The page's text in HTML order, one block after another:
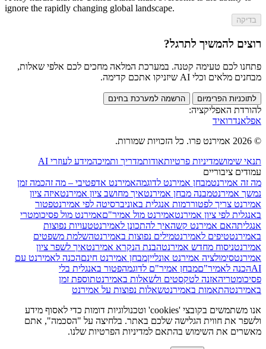
ignore the rapidly changing global landscape.
בדיקה
רוצים להמשיך לתרגל?
פתחנו לכם טעימה קטנה. במערכת המלאה מחכים לכם אלפי שאלות,
מבחנים מלאים וכלי AI שיזניקו אתכם קדימה.
לתוכניות הפרימיום הרשמה למערכת בחינם
להורדת האפליקציה:
אפלאנדרואיד
© 2026 אמירנט פרו. כל הזכויות שמורות.
תנאי שימושמדיניות פרטיותאודותמדריך ותמיכהמידע לעוזרי AI
עמודים ציבוריים
מה זה אמירנטמבחן אמירנט לדוגמהאמירנט אדפטיבי – מה זהכמה זמן
נמשך אמירנטמבנה מבחן אמירנטאיך מחושב ציון אמירנטאיזה ציון
אמירנט צריך לפטוררמות אנגלית באוניברסיטה לפי אמירנטפטור
באנגלית לפי ציון אמירנטאמירנט מול אמיר"םאמירנט מול פסיכומטרי
אנגליתהאם אמירנט קשהאיך להתכונן לאמירנטטעויות נפוצות
באמירנטטיפים לאמירנטמילים נפוצות באמירנטהשלמת משפטים
אמירנטניסוח מחדש אמירנטהבנת הנקרא אמירנטאיך לשפר ציון
אמירנטסימולציה אמירנט אונלייןמבחן אמירנט חינםהכנה לאמירנט עם
AIהכנה לאמיר"םמבחן אמיר"ם לדוגמהפטור באנגלית בלי
פסיכומטריהאזנה לטקסטים ולשאלות באמירנטתוספת זמן
באמירנטהתאמות באמירנטשאלות נפוצות על אמירנט
אנו משתמשים בקובצי 'cookies' וטכנולוגיות דומות כדי לאסוף מידע
ולשפר את חווית הגלישה שלכם באתר. בלחיצה על "הסכמה", אתם
מאשרים את השימוש בהתאם למדיניות הפרטיות שלנו.